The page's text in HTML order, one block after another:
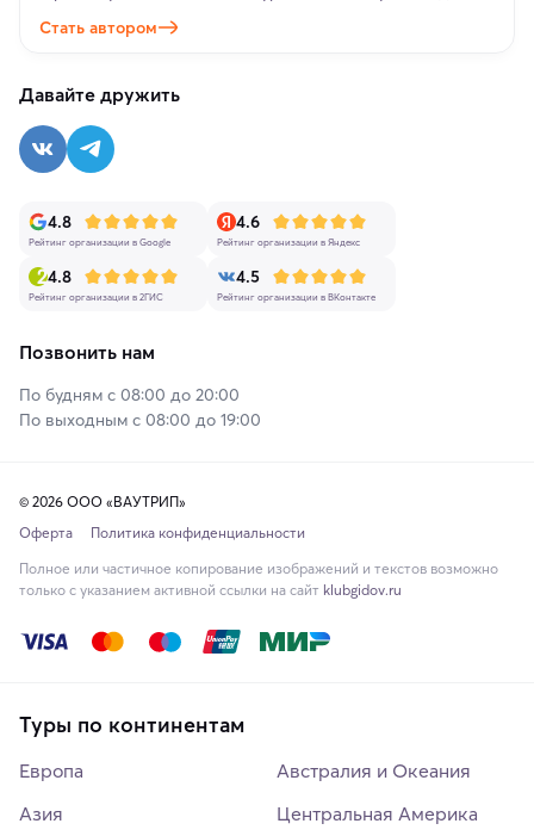
Стать автором
Давайте дружить
4.8
Рейтинг организации в Google
4.6
Рейтинг организации в Яндекс
4.8
Рейтинг организации в 2ГИС
4.5
Рейтинг организации в ВКонтакте
Позвонить нам
По будням с 08:00 до 20:00
По выходным с 08:00 до 19:00
© 2026 ООО «ВАУТРИП»
Оферта
Политика конфиденциальности
Полное или частичное копирование изображений и текстов возможно
только с указанием активной ссылки на сайт klubgidov.ru
Туры по континентам
Европа
Азия
Австралия и Океания
Центральная Америка